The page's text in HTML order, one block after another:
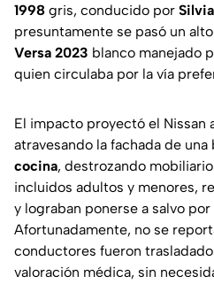
1998 gris, conducido por
presuntamente se pasó un
Versa 2023 blanco manejado
quien circulaba por la vía
El impacto proyectó el Nissan
atravesando la fachada de
cocina, destrozando
incluidos adultos y menores,
y lograban ponerse a salvo
Afortunadamente, no se
conductores fueron
valoración médica, sin